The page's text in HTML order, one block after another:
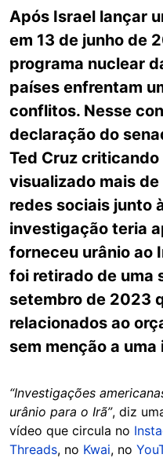
Após Israel lançar
em 13 de junho de
programa nuclear
países enfrentam
conflitos. Nesse
declaração do
Ted Cruz
visualizado mais
redes sociais junto
investigação teria
forneceu urânio ao
foi retirado de uma
setembro de 2023
relacionados ao
sem menção a
“Investigações
urânio para o Irã”, diz
vídeo que circula no
Threads, no Kwai, no